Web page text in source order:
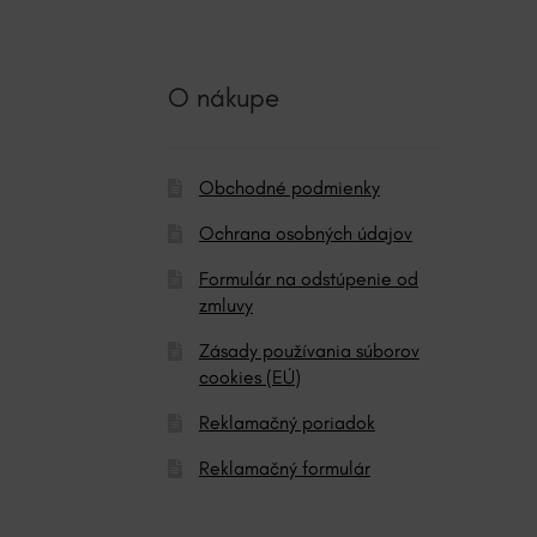
e
O nákupe
Obchodné podmienky
Ochrana osobných údajov
Formulár na odstúpenie od
zmluvy
Zásady používania súborov
cookies (EÚ)
Reklamačný poriadok
Reklamačný formulár